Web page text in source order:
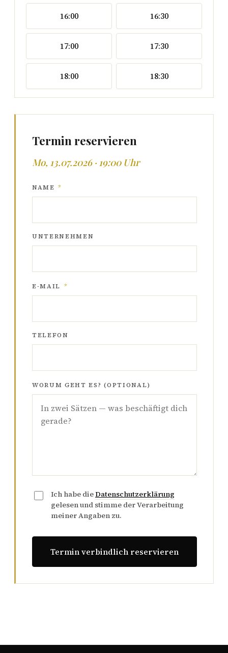
16:00 16:30
17:00 17:30
18:00 18:30
Termin reservieren
Mo, 13.07.2026 · 19:00 Uhr
NAME *
UNTERNEHMEN
E-MAIL *
TELEFON
WORUM GEHT ES? (OPTIONAL)
Ich habe dieDatenschutzerklärung
gelesen und stimme der Verarbeitung
meiner Angaben zu.
Termin verbindlich reservieren